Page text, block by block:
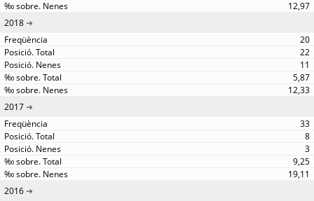
12,97
2018
20
22
11
5,87
12,33
2017
33
8
3
9,25
19,11
2016